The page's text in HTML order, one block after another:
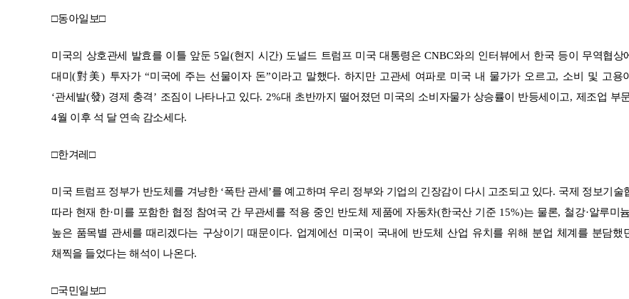
□동아일보□
미국의 상호관세 발효를 이틀 앞둔5일(현지 시간) 도널드 트럼프 미국 대통령은CNBC와의 인터뷰에서 한국 등이 무역협상
대미(對美) 투자가 “미국에 주는 선물이자 돈”이라고 말했다. 하지만 고관세 여파로 미국 내 물가가 오르고, 소비 및 고용
‘관세발(發) 경제 충격’ 조짐이 나타나고 있다. 2%대 초반까지 떨어졌던 미국의 소비자물가 상승률이 반등세이고, 제조업 부
4월 이후 석 달 연속 감소세다.
□한겨레 □
미국 트럼프 정부가 반도체를 겨냥한 ‘폭탄 관세 ’를 예고하며 우리 정부와 기업의 긴장감이 다시 고조되고 있다. 국제 정보기술
따라 현재 한·미를 포함한 협정 참여국 간 무관세를 적용 중인 반도체 제품에 자동차(한국산 기준 15%)는 물론, 철강·알루미늄
높은 품목별 관세를 때리겠다는 구상이기 때문이다. 업계에선 미국이 국내에 반도체 산업 유치를 위해 분업 체계를 분담했
채찍을 들었다는 해석이 나온다.
□국민일보□